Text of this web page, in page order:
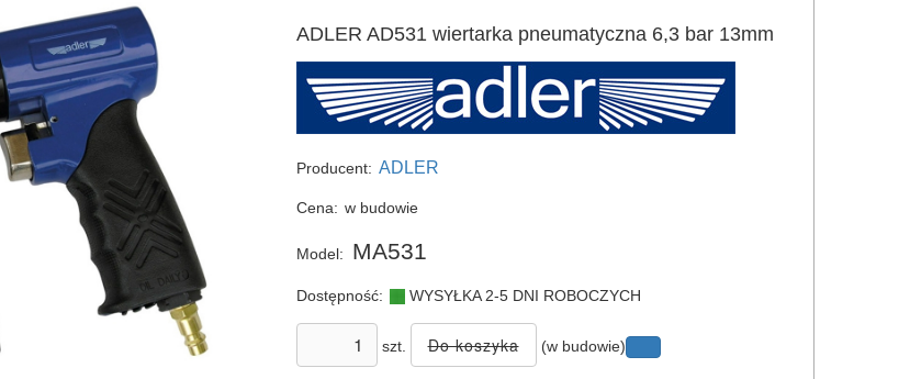
ADLER AD531 wiertarka pneumatyczna 6,3 bar 13mm
Producent: ADLER
Cena: w budowie
Model: MA531
Dostępność: WYSYŁKA 2-5 DNI ROBOCZYCH
szt. (w budowie)